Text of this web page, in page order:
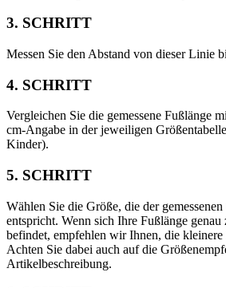
3. SCHRITT
Messen Sie den Abstand von dieser Linie
4. SCHRITT
Vergleichen Sie die gemessene Fußlänge
cm-Angabe in der jeweiligen
Kinder).
5. SCHRITT
Wählen Sie die Größe, die der gemessenen
entspricht. Wenn sich Ihre Fußlänge
befindet, empfehlen wir Ihnen, die
Achten Sie dabei auch auf die
Artikelbeschreibung.